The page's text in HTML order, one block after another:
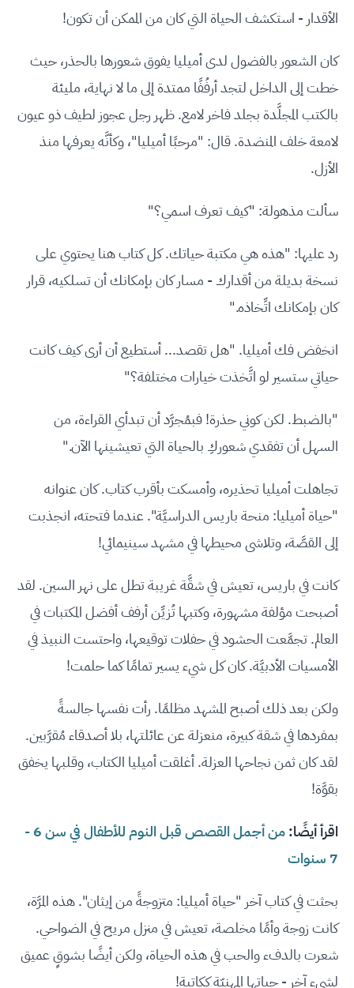
الأقدار - استكشف الحياة التي كان من الممكن أن تكون!
كان الشعور بالفضول لدى أميليا يفوق شعورها بالحذر، حيث
خطت إلى الداخل لتجد أرفُفًا ممتدة إلى ما لا نهاية، مليئة
بالكتب المجلَّدة بجلد فاخر لامع. ظهر رجل عجوز لطيف ذو عيون
لامعة خلف المنضدة. قال: "مرحبًا أميليا"، وكأنَّه يعرفها منذ
الأزل.
سألت مذهولة: "كيف تعرف اسمي؟"
رد عليها: "هذه هي مكتبة حياتك. كل كتاب هنا يحتوي على
نسخة بديلة من أقدارك - مسار كان بإمكانك أن تسلكيه، قرار
كان بإمكانك اتِّخاذه."
انخفض فك أميليا. "هل تقصد... أستطيع أن أرى كيف كانت
حياتي ستسير لو اتَّخذت خيارات مختلفة؟"
"بالضبط. لكن كوني حذرة! فبمُجرَّد أن تبدأي القراءة، من
السهل أن تفقدي شعوركِ بالحياة التي تعيشينها الآن."
تجاهلت أميليا تحذيره، وأمسكت بأقرب كتاب. كان عنوانه
"حياة أميليا: منحة باريس الدراسيَّة". عندما فتحته، انجذبت
إلى القصَّة، وتلاشى محيطها في مشهد سينيمائي!
كانت في باريس، تعيش في شقَّة غريبة تطل على نهر السين. لقد
أصبحت مؤلفة مشهورة، وكتبها تُزيِّن أرفف أفضل المكتبات في
العالم. تجمَّعت الحشود في حفلات توقيعها، واحتست النبيذ في
الأمسيات الأدبيَّة. كان كل شيء يسير تمامًا كما حلمت!
ولكن بعد ذلك أصبح المشهد مظلمًا. رأت نفسها جالسةً
بمفردها في شقة كبيرة، منعزلة عن عائلتها، بلا أصدقاء مُقرَّبين.
لقد كان ثمن نجاحها العزلة. أغلقت أميليا الكتاب، وقلبها يخفق
بقوَّة!
اقرأ أيضًا:
من أجمل القصص قبل النوم للأطفال في سن 6 -
7 سنوات
بحثت في كتاب آخر "حياة أميليا: متزوجةً من إيثان". هذه المرَّة،
كانت زوجة وأمًا مخلصة، تعيش في منزل مريح في الضواحي.
شعرت بالدفء والحب في هذه الحياة، ولكن أيضًا بشوقٍ عميق
لشيء آخر - حياتها المهنيّة ككاتبة!